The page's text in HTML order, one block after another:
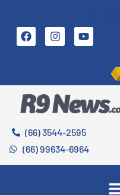
(66) 3544-2595
(66) 99634-6964